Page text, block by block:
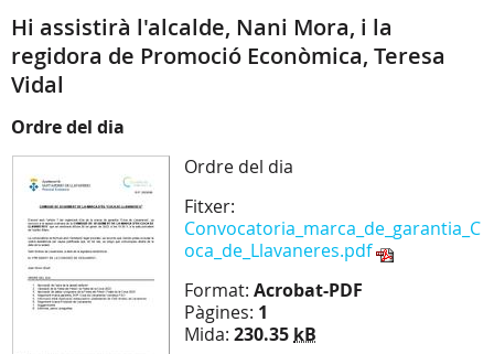
Hi assistirà l'alcalde, Nani Mora, i la
regidora de Promoció Econòmica, Teresa
Vidal
Ordre del dia
Ordre del dia
Fitxer:
Convocatoria_marca_de_garantia_C
oca_de_Llavaneres.pdf
Format: Acrobat-PDF
Pàgines: 1
Mida: 230.35 kB